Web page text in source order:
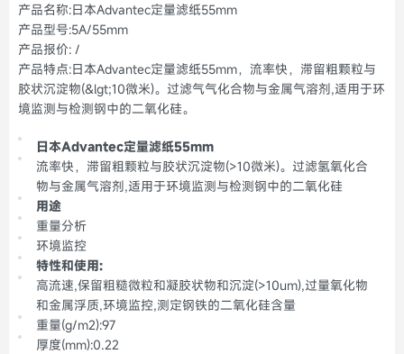
产品名称:日本Advantec定量滤纸55mm
产品型号:5A/55mm
产品报价: /
产品特点:日本Advantec定量滤纸55mm，流率快，滞留粗颗粒与
胶状沉淀物(&lgt;10微米)。过滤气气化合物与金属气溶剂,适用于环
境监测与检测钢中的二氧化硅。
日本Advantec定量滤纸55mm
流率快，滞留粗颗粒与胶状沉淀物(>10微米)。过滤氢氧化合
物与金属气溶剂,适用于环境监测与检测钢中的二氧化硅
用途
重量分析
环境监控
特性和使用:
高流速,保留粗糙微粒和凝胶状物和沉淀(>10um),过量氧化物
和金属浮质,环境监控,测定钢铁的二氧化硅含量
重量(g/m2):97
厚度(mm):0.22